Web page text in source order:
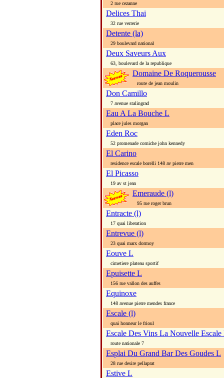
2 rue cezanne
Delices Thai
32 rue verrerie
Detente (la)
29 boulevard national
Deux Saveurs Aux
63, boulevard de la republique
Domaine De Roquerousse
route de jean moulin
Don Camillo
7 avenue stalingrad
Eau A La Bouche L
place jules morgan
Eden Roc
52 promenade corniche john kennedy
El Carino
residence escale borelli 148 av pierre men
El Picasso
19 av st jean
Emeraude (l)
95 rue roger brun
Entracte (l)
17 quai liberation
Entrevue (l)
23 quai marx dormoy
Eouve L
cimetiere plateau sportif
Epuisette L
156 rue vallon des auffes
Equinoxe
148 avenue pierre mendes france
Escale (l)
quai honneur le frioul
Escale Des Vins La Nouvelle Escale
route nationale 7
Esplai Du Grand Bar Des Goudes L
28 rue desire pellaprat
Estive L